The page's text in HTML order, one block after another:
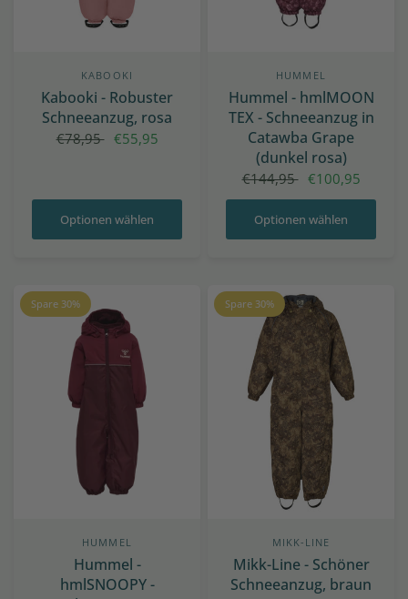
KABOOKI
Kabooki - Robuster
Schneeanzug, rosa
€78,95 €55,95
Optionen wählen
HUMMEL
Hummel - hmlMOON
TEX - Schneeanzug in
Catawba Grape
(dunkel rosa)
€144,95 €100,95
Optionen wählen
Spare 30%
HUMMEL
Hummel -
hmlSNOOPY -
Spare 30%
MIKK-LINE
Mikk-Line - Schöner
Schneeanzug, braun